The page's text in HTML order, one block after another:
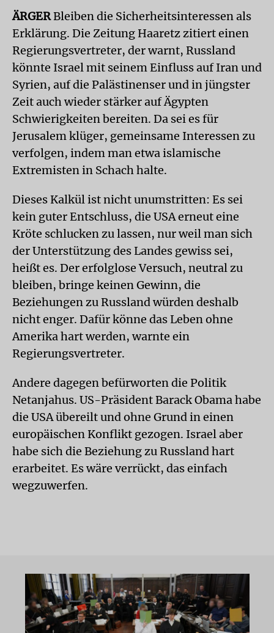
ÄRGERBleiben die Sicherheitsinteressen als
Erklärung. Die Zeitung Haaretz zitiert einen
Regierungsvertreter, der warnt, Russland
könnte Israel mit seinem Einfluss auf Iran und
Syrien, auf die Palästinenser und in jüngster
Zeit auch wieder stärker auf Ägypten
Schwierigkeiten bereiten. Da sei es für
Jerusalem klüger, gemeinsame Interessen zu
verfolgen, indem man etwa islamische
Extremisten in Schach halte.
Dieses Kalkül ist nicht unumstritten: Es sei
kein guter Entschluss, die USA erneut eine
Kröte schlucken zu lassen, nur weil man sich
der Unterstützung des Landes gewiss sei,
heißt es. Der erfolglose Versuch, neutral zu
bleiben, bringe keinen Gewinn, die
Beziehungen zu Russland würden deshalb
nicht enger. Dafür könne das Leben ohne
Amerika hart werden, warnte ein
Regierungsvertreter.
Andere dagegen befürworten die Politik
Netanjahus. US-Präsident Barack Obama habe
die USA übereilt und ohne Grund in einen
europäischen Konflikt gezogen. Israel aber
habe sich die Beziehung zu Russland hart
erarbeitet. Es wäre verrückt, das einfach
wegzuwerfen.